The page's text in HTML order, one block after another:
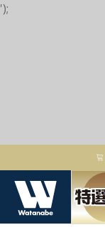
');